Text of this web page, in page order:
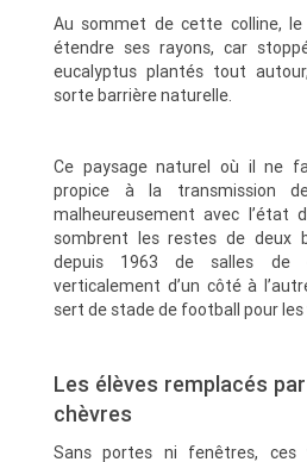
Au sommet de cette colline,
étendre ses rayons, car
eucalyptus plantés tout
sorte barrière naturelle.
Ce paysage naturel où il ne
propice à la transmission
malheureusement avec l’état
sombrent les restes de deux
depuis 1963 de salles de
verticalement d’un côté à
sert de stade de football pour les
Les élèves remplacés
chèvres
Sans portes ni fenêtres, ces